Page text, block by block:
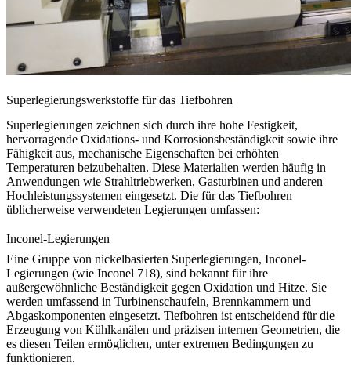
Superlegierungswerkstoffe für das Tiefbohren
Superlegierungen zeichnen sich durch ihre hohe Festigkeit,
hervorragende Oxidations- und Korrosionsbeständigkeit sowie ihre
Fähigkeit aus, mechanische Eigenschaften bei erhöhten
Temperaturen beizubehalten. Diese Materialien werden häufig in
Anwendungen wie Strahltriebwerken, Gasturbinen und anderen
Hochleistungssystemen eingesetzt. Die für das Tiefbohren
üblicherweise verwendeten Legierungen umfassen:
Inconel-Legierungen
Eine Gruppe von nickelbasierten Superlegierungen, Inconel-
Legierungen (wie Inconel 718), sind bekannt für ihre
außergewöhnliche Beständigkeit gegen Oxidation und Hitze. Sie
werden umfassend in Turbinenschaufeln, Brennkammern und
Abgaskomponenten eingesetzt. Tiefbohren ist entscheidend für die
Erzeugung von Kühlkanälen und präzisen internen Geometrien, die
es diesen Teilen ermöglichen, unter extremen Bedingungen zu
funktionieren.